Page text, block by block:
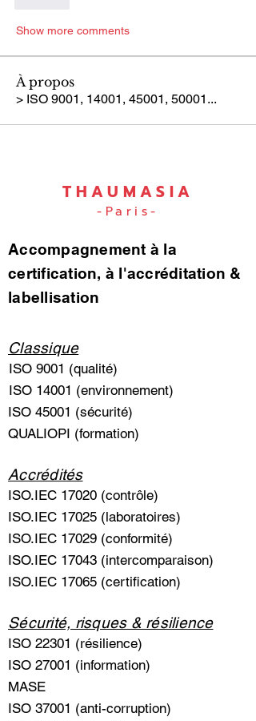
Show more comments
À propos
> ISO 9001, 14001, 45001, 50001...
THAUMASIA
-Paris-
Accompagnement à la
certification, à l'accréditation &
labellisation
Classique
ISO 9001 (qualité)
ISO 14001 (environnement)
ISO 45001 (sécurité)
QUALIOPI (formation)
Accrédités
ISO.IEC 17020 (contrôle)
ISO.IEC 17025 (laboratoires)
ISO.IEC 17029 (conformité)
ISO.IEC 17043 (intercomparaison)
ISO.IEC 17065 (certification)
Sécurité, risques & résilience
ISO 22301 (résilience)
ISO 27001 (information)
MASE
ISO 37001 (anti-corruption)